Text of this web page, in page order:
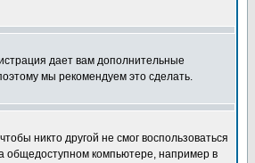
дает вам дополнительные
мы рекомендуем это сделать.
никто другой не смог воспользоваться
общедоступном компьютере, например в